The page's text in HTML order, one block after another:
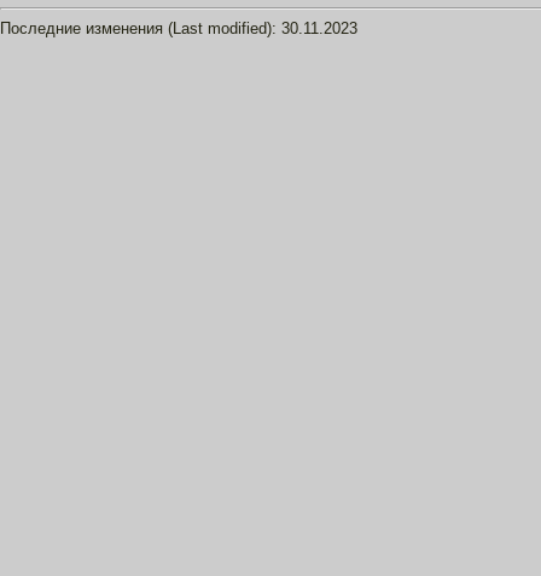
Последние изменения (Last modified): 30.11.2023